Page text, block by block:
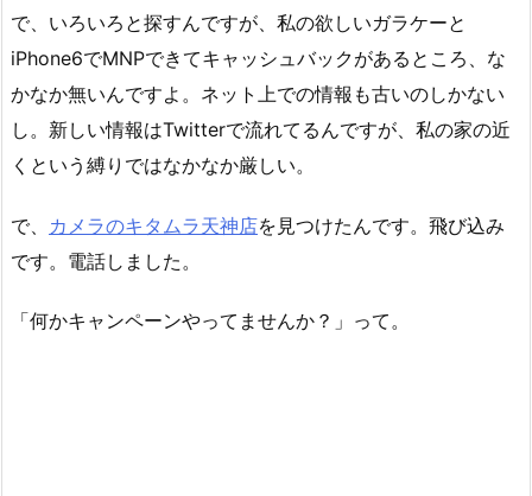
で、いろいろと探すんですが、私の欲しいガラケーと
iPhone6でMNPできてキャッシュバックがあるところ、な
かなか無いんですよ。ネット上での情報も古いのしかない
し。新しい情報はTwitterで流れてるんですが、私の家の近
くという縛りではなかなか厳しい。
で、 カメラのキタムラ天神店を見つけたんです。飛び込み
です。電話しました。
「何かキャンペーンやってませんか？」って。